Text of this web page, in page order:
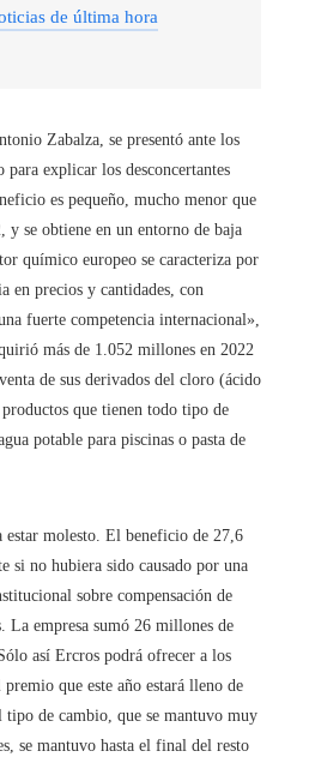
de última hora
Zabalza, se presentó ante los
para explicar los desconcertantes
es pequeño, mucho menor que
y se obtiene en un entorno de baja
químico europeo se caracteriza por
en precios y cantidades, con
fuerte competencia internacional»,
más de 1.052 millones en 2022
de sus derivados del cloro (ácido
que tienen todo tipo de
potable para piscinas o pasta de
estar molesto. El beneficio de 27,6
si no hubiera sido causado por una
sobre compensación de
La empresa sumó 26 millones de
así Ercros podrá ofrecer a los
que este año estará lleno de
tipo de cambio, que se mantuvo muy
se mantuvo hasta el final del resto